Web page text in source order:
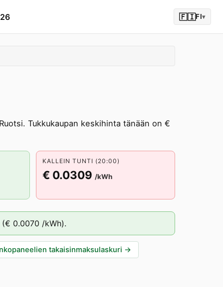
🇫🇮FI▾
Tukkukaupan keskihinta tänään on €
KALLEIN TUNTI (20:00)
€ 0.0309 /kWh
(€ 0.0070 /kWh).
takaisinmaksulaskuri →